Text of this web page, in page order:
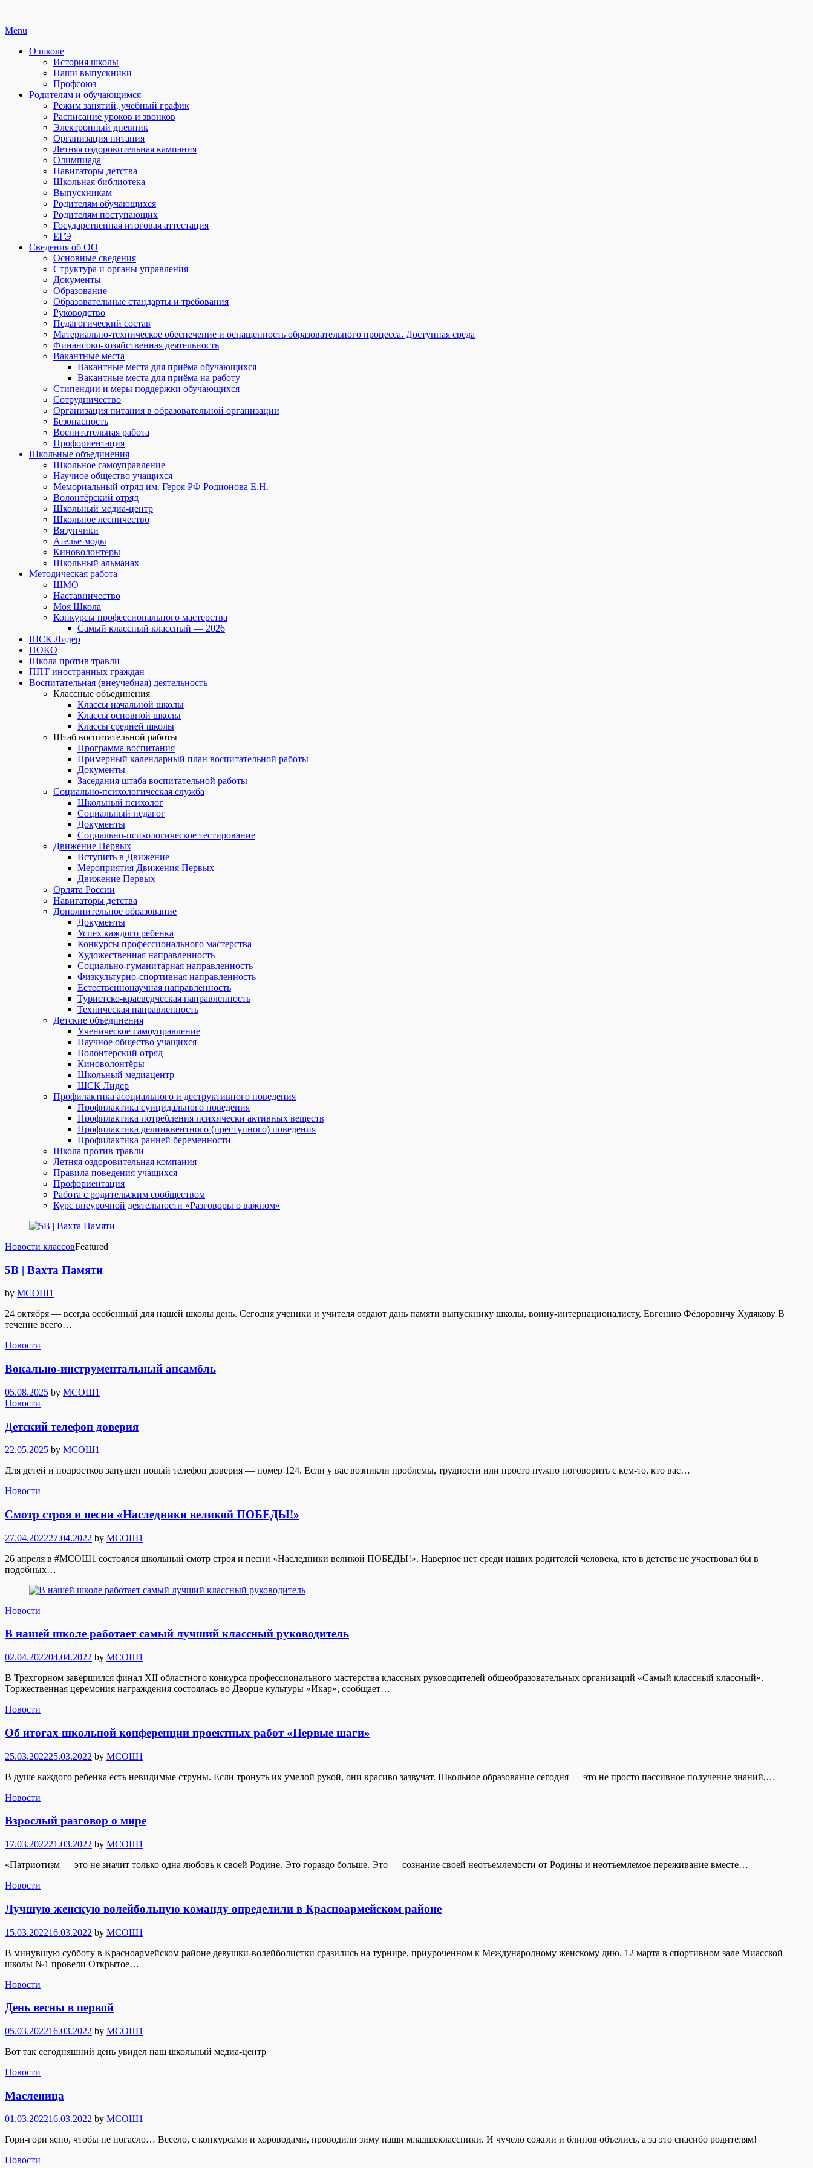
Skip
content
Menu
О школе
История школы
Наши выпускники
Профсоюз
Родителям и обучающимся
Режим занятий, учебный график
Расписание уроков и звонков
Электронный дневник
Организация питания
Летняя оздоровительная кампания
Олимпиада
Навигаторы детства
Школьная библиотека
Выпускникам
Родителям обучающихся
Родителям поступающих
Государственная итоговая аттестация
ЕГЭ
Сведения об ОО
Основные сведения
Структура и органы управления
Документы
Образование
Образовательные стандарты и требования
Руководство
Педагогический состав
Материально-техническое обеспечение и оснащенность образовательного процесса. Доступная среда
Финансово-хозяйственная деятельность
Вакантные места
Вакантные места для приёма обучающихся
Вакантные места для приёма на работу
Стипендии и меры поддержки обучающихся
Сотрудничество
Организация питания в образовательной организации
Безопасность
Воспитательная работа
Профориентация
Школьные объединения
Школьное самоуправление
Научное общество учащихся
Мемориальный отряд им. Героя РФ Родионова Е.Н.
Волонтёрский отряд
Школьный медиа-центр
Школьное лесничество
Вязунчики
Ателье моды
Киноволонтеры
Школьный альманах
Методическая работа
ШМО
Наставничество
Моя Школа
Конкурсы профессионального мастерства
Самый классный классный — 2026
ШСК Лидер
НОКО
Школа против травли
ППТ иностранных граждан
Воспитательная (внеучебная) деятельность
Классные объединения
Классы начальной школы
Классы основной школы
Классы средней школы
Штаб воспитательной работы
Программа воспитания
Примерный календарный план воспитательной работы
Документы
Заседания штаба воспитательной работы
Социально-психологическая служба
Школьный психолог
Социальный педагог
Документы
Социально-психологическое тестирование
Движение Первых
Вступить в Движение
Мероприятия Движения Первых
Движение Первых
Орлята России
Навигаторы детства
Дополнительное образование
Документы
Успех каждого ребенка
Конкурсы профессионального мастерства
Художественная направленность
Социально-гуманитарная направленность
Физкультурно-спортивная направленность
Естественнонаучная направленность
Туристско-краеведческая направленность
Техническая направленность
Детские объединения
Ученическое самоуправление
Научное общество учащихся
Волонтерский отряд
Киноволонтёры
Школьный медиацентр
ШСК Лидер
Профилактика асоциального и деструктивного поведения
Профилактика суицидального поведения
Профилактика потребления психически активных веществ
Профилактика делинквентного (преступного) поведения
Профилактика ранней беременности
Школа против травли
Летняя оздоровительная компания
Правила поведения учащихся
Профориентация
Работа с родительским сообществом
Курс внеурочной деятельности «Разговоры о важном»
Новости классовFeatured
5В | Вахта Памяти
by МСОШ1
24 октября — всегда особенный для нашей школы день. Сегодня ученики и учителя отдают дань памяти выпускнику школы, воину-интернационалисту, Евгению Фёдоровичу Худякову В
течение всего…
Новости
Вокально-инструментальный ансамбль
Posted
on
05.08.2025 by МСОШ1
Новости
Детский телефон доверия
Posted
22.05.2025 by МСОШ1
Для детей и подростков запущен новый телефон доверия — номер 124. Если у вас возникли проблемы, трудности или просто нужно поговорить с кем-то, кто вас…
Новости
Смотр строя и песни «Наследники великой ПОБЕДЫ!»
Posted
27.04.202227.04.2022 by МСОШ1
26 апреля в #МСОШ1 состоялся школьный смотр строя и песни «Наследники великой ПОБЕДЫ!». Наверное нет среди наших родителей человека, кто в детстве не участвовал бы в
подобных…
Новости
В нашей школе работает самый лучший классный руководитель
Posted
02.04.202204.04.2022 by МСОШ1
В Трехгорном завершился финал ХII областного конкурса профессионального мастерства классных руководителей общеобразовательных организаций «Самый классный классный».
Торжественная церемония награждения состоялась во Дворце культуры «Икар», сообщает…
Новости
Об итогах школьной конференции проектных работ «Первые шаги»
Posted
25.03.202225.03.2022 by МСОШ1
В душе каждого ребенка есть невидимые струны. Если тронуть их умелой рукой, они красиво зазвучат. Школьное образование сегодня — это не просто пассивное получение знаний,…
Новости
Взрослый разговор о мире
Posted
17.03.202221.03.2022 by МСОШ1
«Патриотизм — это не значит только одна любовь к своей Родине. Это гораздо больше. Это — сознание своей неотъемлемости от Родины и неотъемлемое переживание вместе…
Новости
Лучшую женскую волейбольную команду определили в Красноармейском районе
Posted
15.03.202216.03.2022 by МСОШ1
В минувшую субботу в Красноармейском районе девушки-волейболистки сразились на турнире, приуроченном к Международному женскому дню. 12 марта в спортивном зале Миасской
школы №1 провели Открытое…
Новости
День весны в первой
Posted
05.03.202216.03.2022 by МСОШ1
Вот так сегодняшний день увидел наш школьный медиа-центр
Новости
Масленица
Posted
01.03.202216.03.2022 by МСОШ1
Гори-гори ясно, чтобы не погасло… Весело, с конкурсами и хороводами, проводили зиму наши младшеклассники. И чучело сожгли и блинов объелись, а за это спасибо родителям!
Новости